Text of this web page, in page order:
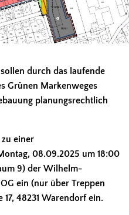
durch das laufende
Grünen Markenweges
planungsrechtlich
einer
08.09.2025 um 18:00
9) der Wilhelm-
ein (nur über Treppen
48231 Warendorf ein.